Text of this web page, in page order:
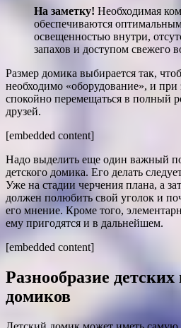
На заметку! Необходимая
обеспечиваются
освещенностью внутри,
запахов и доступом свежего
Размер домика выбирается так,
необходимо «оборудование», и при
спокойно перемещаться в полный
друзей.
[embedded content]
Надо выделить еще один важный
детского домика. Его делать
Уже на стадии черчения плана, а
должен полюбить свой уголок и
его мнение. Кроме того,
ему пригодятся и в дальнейшем.
[embedded content]
Разнообразие
домиков